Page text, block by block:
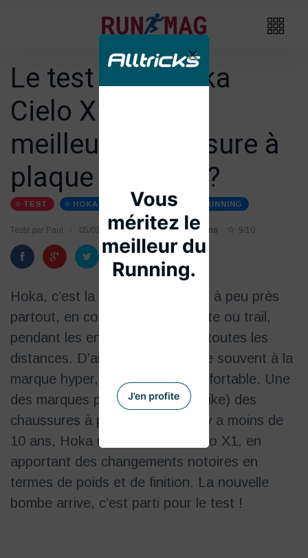
Le test de la Hoka
Cielo X1 2.0 : la
meilleure chaussure à
plaque carbone ?
TEST HOKA CHAUSSURES-DE-RUNNING
Testé par Paul 05/03 Temps de lecture 5 mins 9/10
Hoka, c’est la marque qu’on voit à peu près
partout, en compétition, sur route ou trail,
pendant les entraînements, sur toutes les
distances. D’ailleurs, on l’associe souvent à la
marque hyper, voire LA plus confortable. Une
des marques pionnières (avec Nike) des
chaussures à plaque carbone il y a moins de
10 ans, Hoka réactualise sa Cielo X1, en
apportant des changements notoires en
termes de poids et de finition. La nouvelle
bombe arrive, c’est parti pour le test !
×